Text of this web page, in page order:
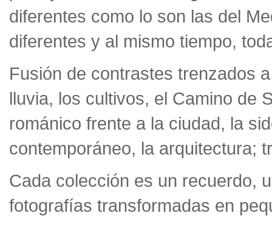
diferentes como lo son las del
diferentes y al mismo tiempo,
Fusión de contrastes trenzados
lluvia, los cultivos, el Camino de
románico frente a la ciudad, la
contemporáneo, la arquitectura;
Cada colección es un recuerdo,
fotografías transformadas en